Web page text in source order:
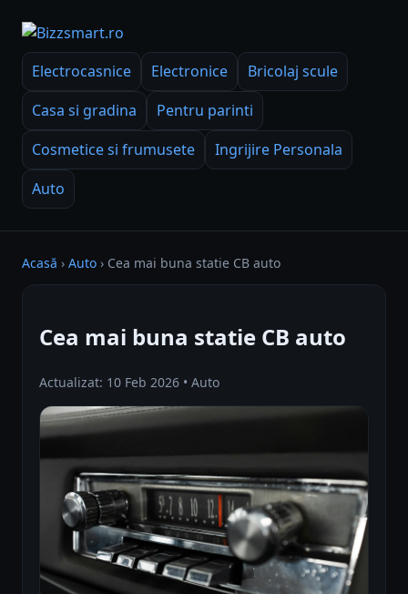
Electrocasnice Electronice
Bricolaj scule
Casa si gradina
Pentru parinti
Cosmetice si frumusete
Ingrijire Personala
Auto
Acasă › Auto › Cea mai buna statie CB auto
Cea mai buna statie CB auto
Actualizat: 10 Feb 2026 • Auto